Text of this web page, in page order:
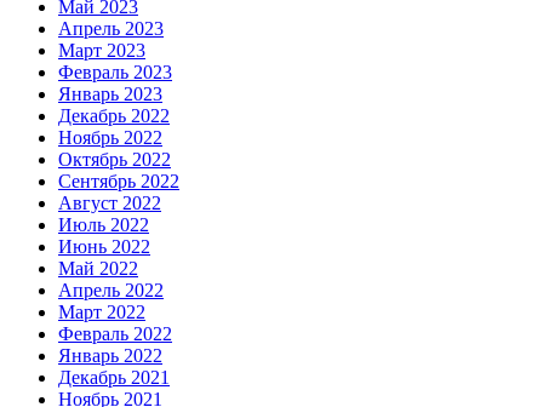
Май 2023
Апрель 2023
Март 2023
Февраль 2023
Январь 2023
Декабрь 2022
Ноябрь 2022
Октябрь 2022
Сентябрь 2022
Август 2022
Июль 2022
Июнь 2022
Май 2022
Апрель 2022
Март 2022
Февраль 2022
Январь 2022
Декабрь 2021
Ноябрь 2021